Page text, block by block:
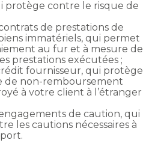
protège contre le risque de
de prestations de
immatériels, qui permet
au fur et à mesure de
prestations exécutées ;
fournisseur, qui protège
de non-remboursement
à votre client à l’étranger
de caution, qui
les cautions nécessaires à